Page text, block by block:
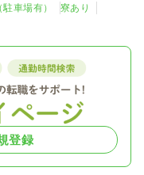
詳細を見る
車場有）
寮あり
登録